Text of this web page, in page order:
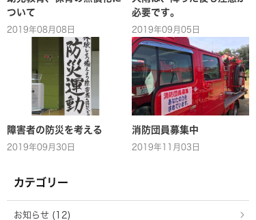
ついて
2019年08月08日
必要です。
2019年09月05日
障害者の防災を考える
2019年09月30日
消防団員募集中
2019年11月03日
カテゴリー
お知らせ (12)